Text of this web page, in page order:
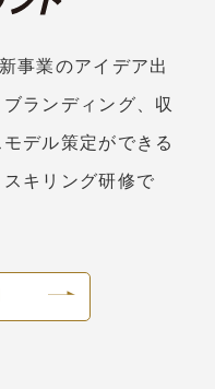
事業のアイデア出
ランディング、収
デル策定ができる
キリング研修で